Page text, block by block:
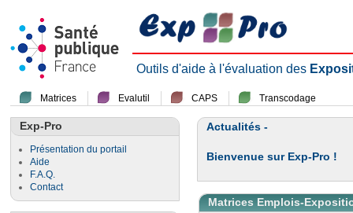
Outils d'aide à l'évaluation des
Matrices Evalutil CAPS Transcodage
Exp-Pro
Présentation du portail
Aide
F.A.Q.
Contact
Actualités -
Bienvenue sur Exp-Pro !
Matrices Emplois-